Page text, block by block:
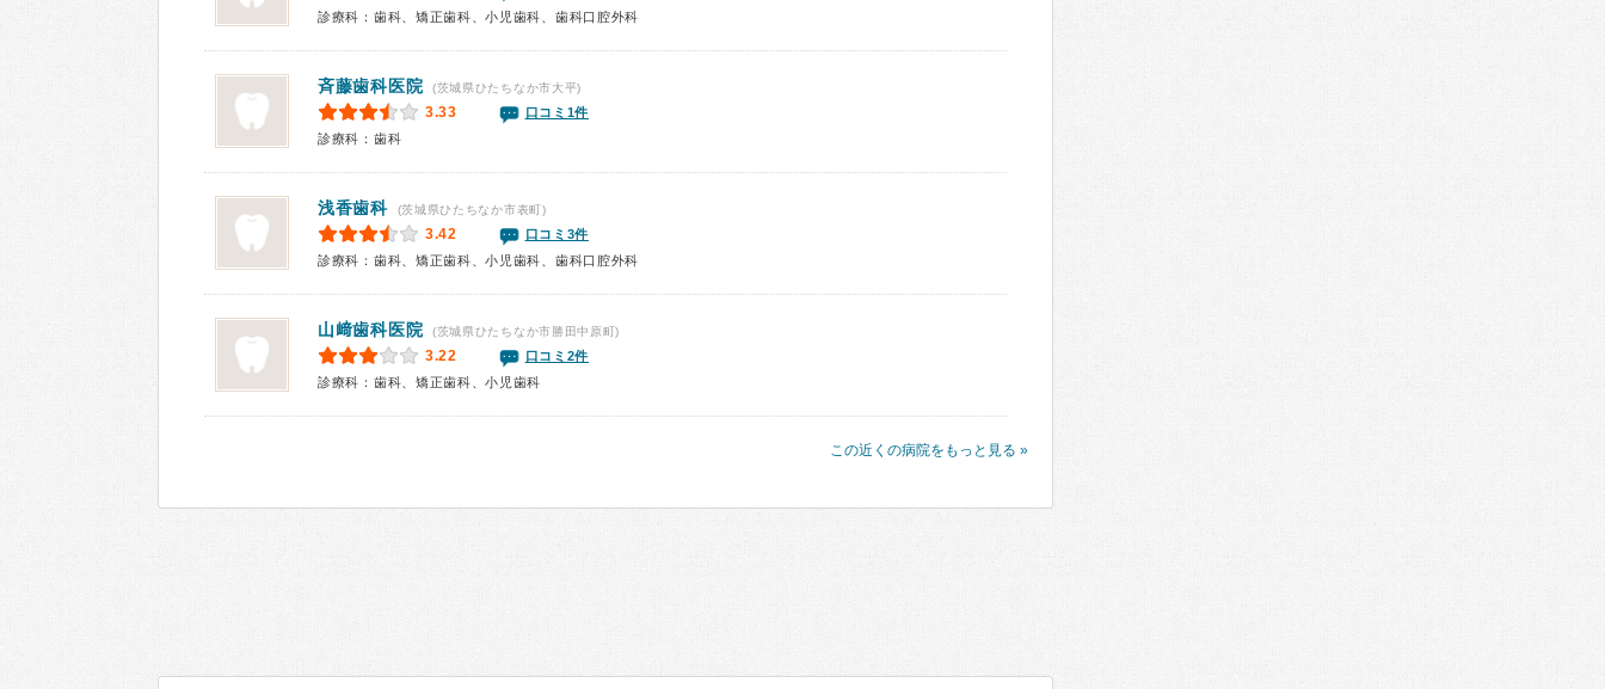
診療科：歯科、矯正歯科、小児歯科、歯科口腔外科
斉藤歯科医院 (茨城県ひたちなか市大平)
3.33
口コミ1件
診療科：歯科
浅香歯科 (茨城県ひたちなか市表町)
3.42
口コミ3件
診療科：歯科、矯正歯科、小児歯科、歯科口腔外科
山﨑歯科医院 (茨城県ひたちなか市勝田中原町)
3.22
口コミ2件
診療科：歯科、矯正歯科、小児歯科
この近くの病院をもっと見る »